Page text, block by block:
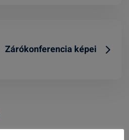
Zárókonferencia képei